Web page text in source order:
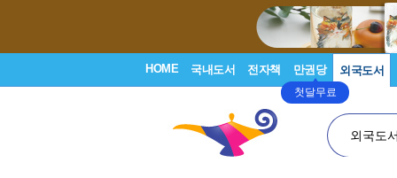
HOME 국내도서 전자책 만권당
첫달무료
외국도서
외국도